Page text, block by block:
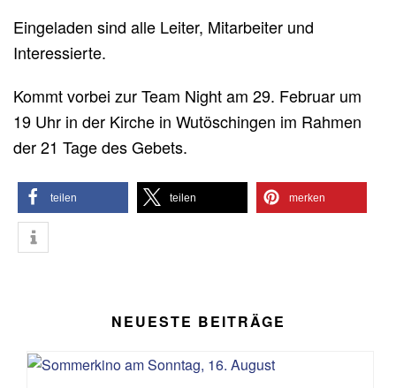
Eingeladen sind alle Leiter, Mitarbeiter und
Interessierte.
Kommt vorbei zur Team Night am 29. Februar um
19 Uhr in der Kirche in Wutöschingen im Rahmen
der 21 Tage des Gebets.
teilen teilen merken
NEUESTE BEITRÄGE